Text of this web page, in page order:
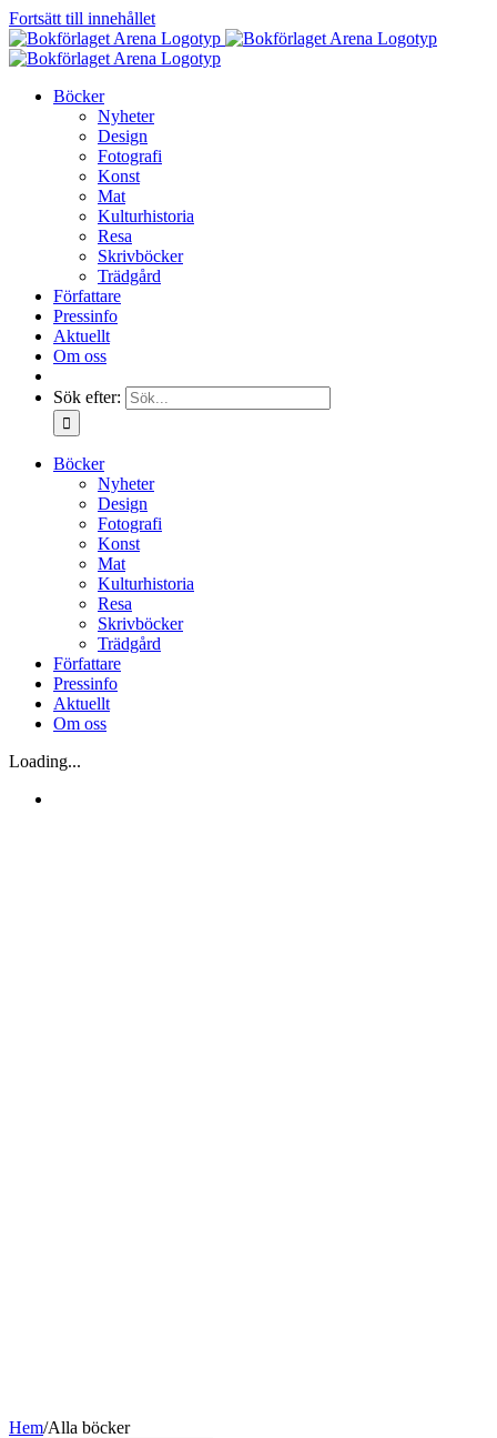
Fortsätt till innehållet
Böcker
Nyheter
Design
Fotografi
Konst
Mat
Kulturhistoria
Resa
Skrivböcker
Trädgård
Författare
Pressinfo
Aktuellt
Om oss
Sök efter:
Böcker
Nyheter
Design
Fotografi
Konst
Mat
Kulturhistoria
Resa
Skrivböcker
Trädgård
Författare
Pressinfo
Aktuellt
Om oss
Loading...
Hem/Alla böcker